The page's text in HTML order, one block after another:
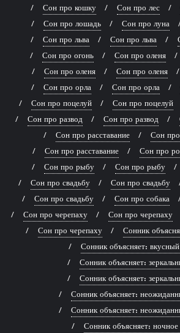
Сон про кошку
Сон про лес
Сон про лошадь
Сон про луна
Сон про льва
Сон про льва
Сон про огонь
Сон про оленя
Сон про оленя
Сон про оленя
Сон про орла
Сон про орла
Сон про поцелуй
Сон про поцелуй
Сон про развод
Сон про развод
Сон про расставание
Сон про
Сон про расставание
Сон про
Сон про рыбу
Сон про рыбу
Сон про свадьбу
Сон про свадьбу
Сон про свадьбу
Сон про собака
Сон про черепаху
Сон про черепаху
Сон про черепаху
Сонник
Сонник объясняет:
Сонник объясняет:
Сонник объясняет:
Сонник объясняет:
Сонник объясняет:
Сонник объясняет: ночное